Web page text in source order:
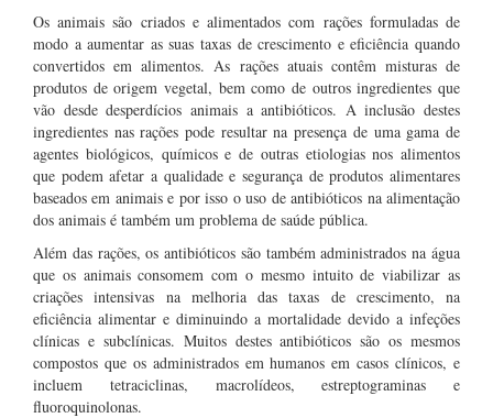
Os animais são criados e alimentados com rações formuladas de
modo a aumentar as suas taxas de crescimento e eficiência quando
convertidos em alimentos. As rações atuais contêm misturas de
produtos de origem vegetal, bem como de outros ingredientes que
vão desde desperdícios animais a antibióticos. A inclusão destes
ingredientes nas rações pode resultar na presença de uma gama de
agentes biológicos, químicos e de outras etiologias nos alimentos
que podem afetar a qualidade e segurança de produtos alimentares
baseados em animais e por isso o uso de antibióticos na alimentação
dos animais é também um problema de saúde pública.
Além das rações, os antibióticos são também administrados na água
que os animais consomem com o mesmo intuito de viabilizar as
criações intensivas na melhoria das taxas de crescimento, na
eficiência alimentar e diminuindo a mortalidade devido a infeções
clínicas e subclínicas. Muitos destes antibióticos são os mesmos
compostos que os administrados em humanos em casos clínicos, e
incluem tetraciclinas, macrolídeos, estreptograminas e
fluoroquinolonas.